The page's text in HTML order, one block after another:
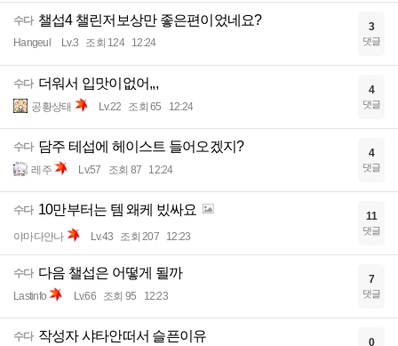
수다 챌섭4 챌린저보상만 좋은편이었네요?
Hangeul Lv.3 조회 124 12:24
3
댓글
수다 더워서 입맛이없어,,,
공황상태 Lv.22 조회 65 12:24
4
댓글
수다 담주 테섭에 헤이스트 들어오겠지?
레주 Lv.57 조회 87 12:24
4
댓글
수다 10만부터는 템 왜케 빘싸요
야마다안나 Lv.43 조회 207 12:23
11
댓글
수다 다음 챌섭은 어떻게 될까
Lastinfo Lv.66 조회 95 12:23
7
댓글
수다 작성자 샤타안떠서 슬픈이유 0